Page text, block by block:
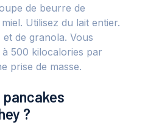
de beurre de
Utilisez du lait entier.
de granola. Vous
500 kilocalories par
prise de masse.
?